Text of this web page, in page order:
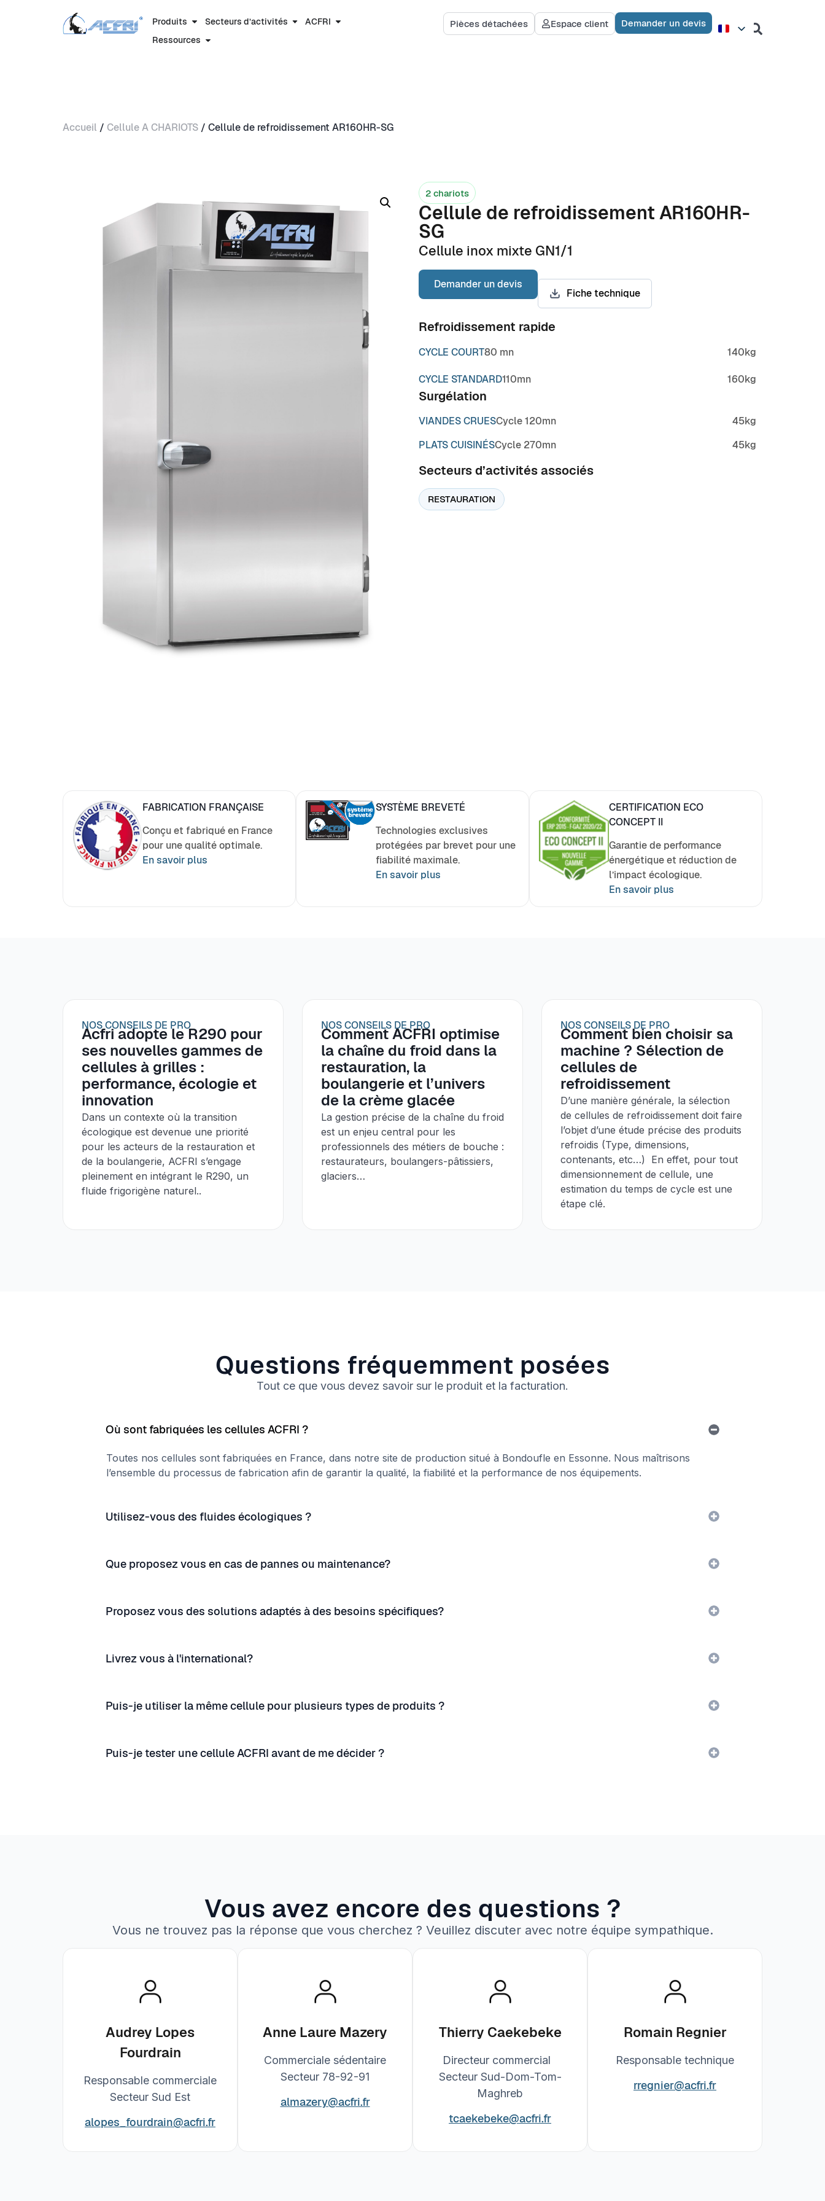
Produits Secteurs d’activités
ACFRI
Ressources
Demander un devis
Espace client
Pièces détachées
Produits Secteurs d’activités ACFRI Ressources Pièces détachées
Accueil / Cellule A CHARIOTS / Cellule de refroidissement AR160HR-SG
2 chariots
Cellule de refroidissement AR160HR-
SG
Cellule inox mixte GN1/1
Demander un devis
Fiche technique
Refroidissement rapide
CYCLE COURT80 mn 140kg
CYCLE STANDARD110mn 160kg
Surgélation
VIANDES CRUESCycle 120mn
45kg
PLATS CUISINÉSCycle 270mn 45kg
Secteurs d’activités associés
RESTAURATION
FABRICATION FRANÇAISE
Conçu et fabriqué en France
pour une qualité optimale.
En savoir plus
SYSTÈME BREVETÉ
Technologies exclusives
protégées par brevet pour une
fiabilité maximale.
En savoir plus
CERTIFICATION ECO
CONCEPT II
Garantie de performance
énergétique et réduction de
l’impact écologique.
En savoir plus
NOS CONSEILS DE PRO
Acfri adopte le R290 pour
ses nouvelles gammes de
cellules à grilles :
performance, écologie et
innovation
Dans un contexte où la transition
écologique est devenue une priorité
pour les acteurs de la restauration et
de la boulangerie, ACFRI s’engage
pleinement en intégrant le R290, un
fluide frigorigène naturel..
NOS CONSEILS DE PRO
Comment ACFRI optimise
la chaîne du froid dans la
restauration, la
boulangerie et l’univers
de la crème glacée
La gestion précise de la chaîne du froid
est un enjeu central pour les
professionnels des métiers de bouche :
restaurateurs, boulangers-pâtissiers,
glaciers…
NOS CONSEILS DE PRO
Comment bien choisir sa
machine ? Sélection de
cellules de
refroidissement
D’une manière générale, la sélection
de cellules de refroidissement doit faire
l’objet d’une étude précise des produits
refroidis (Type, dimensions,
contenants, etc…) En effet, pour tout
dimensionnement de cellule, une
estimation du temps de cycle est une
étape clé.
Questions fréquemment posées
Tout ce que vous devez savoir sur le produit et la facturation.
Où sont fabriquées les cellules ACFRI ?
Toutes nos cellules sont fabriquées en France, dans notre site de production situé à Bondoufle en Essonne. Nous maîtrisons
l’ensemble du processus de fabrication afin de garantir la qualité, la fiabilité et la performance de nos équipements.
Utilisez-vous des fluides écologiques ?
Que proposez vous en cas de pannes ou maintenance?
Proposez vous des solutions adaptés à des besoins spécifiques?
Livrez vous à l'international?
Puis-je utiliser la même cellule pour plusieurs types de produits ?
Puis-je tester une cellule ACFRI avant de me décider ?
Vous avez encore des questions ?
Vous ne trouvez pas la réponse que vous cherchez ? Veuillez discuter avec notre équipe sympathique.
Audrey Lopes
Fourdrain
Responsable commerciale
Secteur Sud Est
alopes_fourdrain@acfri.fr
Anne Laure Mazery
Commerciale sédentaire
Secteur 78-92-91
almazery@acfri.fr
Thierry Caekebeke
Directeur commercial
Secteur Sud-Dom-Tom-
Maghreb
tcaekebeke@acfri.fr
Romain Regnier
Responsable technique
rregnier@acfri.fr